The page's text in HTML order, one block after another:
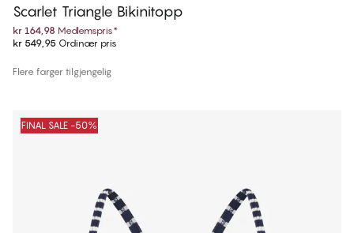
Scarlet Triangle Bikinitopp
kr 164,98 Medlemspris*
kr 549,95 Ordinær pris
Flere farger tilgjengelig
FINAL SALE -50%